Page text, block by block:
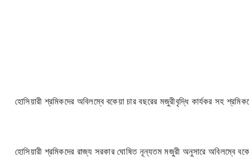
হোসিয়ারী শ্রমিকদের অবিলম্বে বকেয়া চার বছরের মজুরীবৃদ্ধি কার্যকর সহ
হোসিয়ারী শ্রমিকদের রাজ্য সরকার ঘোষিত নূন্যতম মজুরী অনুসারে অবিলম্বে